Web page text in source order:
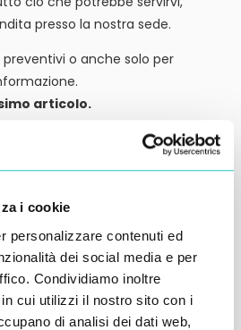
i cookie
personalizzare contenuti ed
dei social media e per
Condividiamo inoltre
cui utilizzi il nostro sito con i
di analisi dei dati web,
presso la nostra sede.
o anche solo per
articolo.
qui, ti ricontatteremo